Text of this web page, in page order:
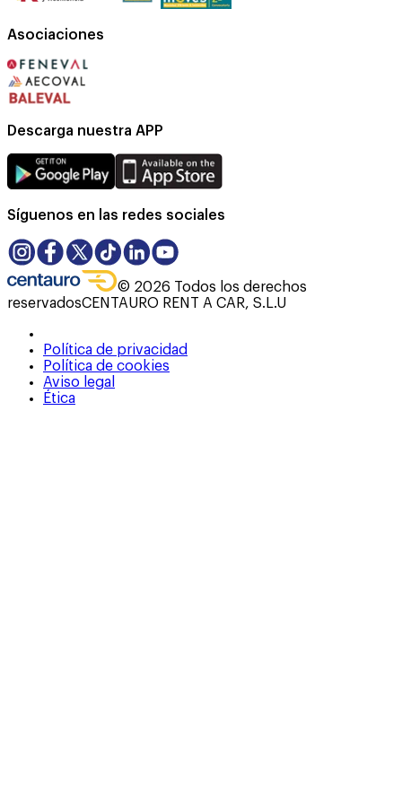
Asociaciones
Descarga nuestra APP
Síguenos en las redes sociales
© 2026 Todos los derechos
reservadosCENTAURO RENT A CAR, S.L.U
Política de privacidad
Política de cookies
Aviso legal
Ética